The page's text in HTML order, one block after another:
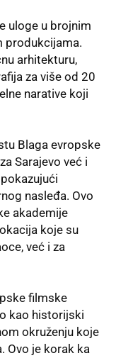
uloge u brojnim
produkcijama.
arhitekturu,
za više od 20
narative koji
Blaga evropske
Sarajevo već i
nasleđa. Ovo
akademije
koje su
već i za
filmske
kao historijski
okruženju koje
Ovo je korak ka